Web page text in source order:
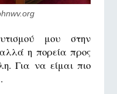
μου στην
η πορεία προς
Για να είμαι πιο